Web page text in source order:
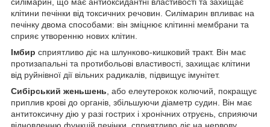
клітини печінки від токсичних речовин. Силімарин впливає на
печінку двома способами: він зміцнює клітинні мембрани та
сприяє утворенню нових клітин.
Імбир сприятливо діє на шлунково-кишковий тракт. Він має
протизапальні та протибольові властивості, захищає клітини
від руйнівної дії вільних радикалів, підвищує імунітет.
Сибірський женьшень , або елеутерокок колючий, покращує
приплив крові до органів, збільшуючи діаметр судин. Він має
антитоксичну дію у разі гострих і хронічних отруєнь, сприяючи
відновленню функцій печінки, сприятливо діє на нервову